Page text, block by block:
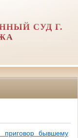
СУД Г.
приговор бывшему